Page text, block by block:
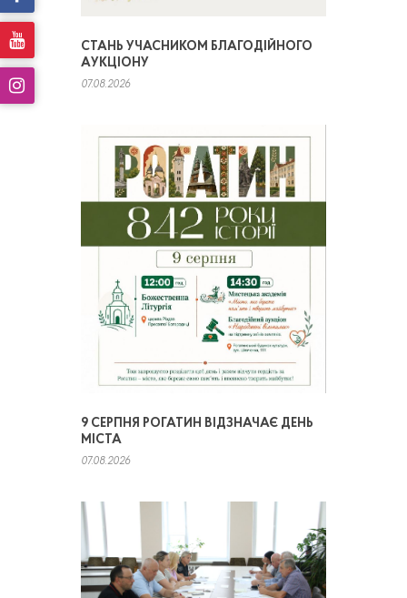
СТАНЬ УЧАСНИКОМ БЛАГОДІЙНОГО
АУКЦІОНУ
07.08.2026
9 СЕРПНЯ РОГАТИН ВІДЗНАЧАЄ ДЕНЬ
МІСТА
07.08.2026